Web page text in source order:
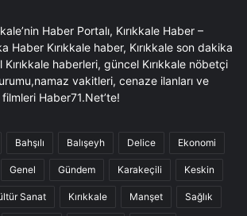
Haber Portalı, Kırıkkale Haber –
Haber Kırıkkale haber, Kırıkkale son dakika
haberleri, güncel Kırıkkale nöbetçi
vakitleri, cenaze ilanları ve
Haber71.Net’te!
Bahşılı Balışeyh Delice Ekonomi
Genel Gündem Karakeçili Keskin
Sanat Kırıkkale Manşet Sağlık